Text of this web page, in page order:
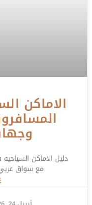
الاماكن
دليل الاماكن
مع سواق عربي احجز